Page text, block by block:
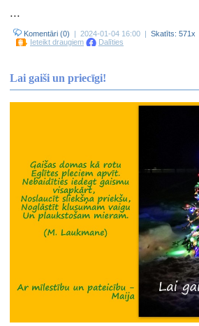
...
Komentāri (0) | 2024-01-04 16:00 | Skatīts: 571x
Ieteikt draugiem
Dalīties
Lai gaiši un priecīgi!